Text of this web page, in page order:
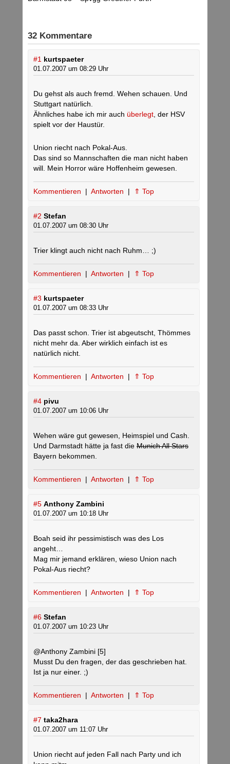
32 Kommentare
#1 kurtspaeter
01.07.2007 um 08:29 Uhr
Du gehst als auch fremd. Wehen schauen. Und
Stuttgart natürlich.
Ähnliches habe ich mir auch überlegt , der HSV
spielt vor der Haustür.
Union riecht nach Pokal-Aus.
Das sind so Mannschaften die man nicht haben
will. Mein Horror wäre Hoffenheim gewesen.
Kommentieren | Antworten | ⇑ Top
#2 Stefan
01.07.2007 um 08:30 Uhr
Trier klingt auch nicht nach Ruhm… ;)
Kommentieren | Antworten | ⇑ Top
#3 kurtspaeter
01.07.2007 um 08:33 Uhr
Das passt schon. Trier ist abgeutscht, Thömmes
nicht mehr da. Aber wirklich einfach ist es
natürlich nicht.
Kommentieren | Antworten | ⇑ Top
#4 pivu
01.07.2007 um 10:06 Uhr
Wehen wäre gut gewesen, Heimspiel und Cash.
Und Darmstadt hätte ja fast die Munich All Stars
Bayern bekommen.
Kommentieren | Antworten | ⇑ Top
#5 Anthony Zambini
01.07.2007 um 10:18 Uhr
Boah seid ihr pessimistisch was des Los
angeht…
Mag mir jemand erklären, wieso Union nach
Pokal-Aus riecht?
Kommentieren | Antworten | ⇑ Top
#6 Stefan
01.07.2007 um 10:23 Uhr
@Anthony Zambini [5]
Musst Du den fragen, der das geschrieben hat.
Ist ja nur einer. ;)
Kommentieren | Antworten | ⇑ Top
#7 taka2hara
01.07.2007 um 11:07 Uhr
Union riecht auf jeden Fall nach Party und ich